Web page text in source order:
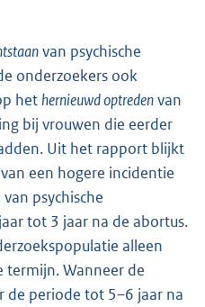
van psychische
onderzoekers ook
het hernieuwd optredenvan
bij vrouwen die eerder
Uit het rapport blijkt
een hogere incidentie
psychische
tot 3 jaar na de abortus.
alleen
termijn. Wanneer de
de periode tot 5–6 jaar na